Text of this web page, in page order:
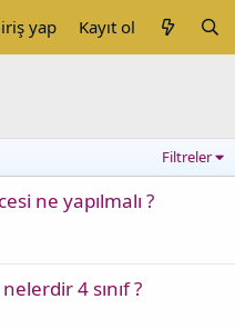
yap Kayıt ol
Filtreler
ne yapılmalı ?
4 sınıf ?